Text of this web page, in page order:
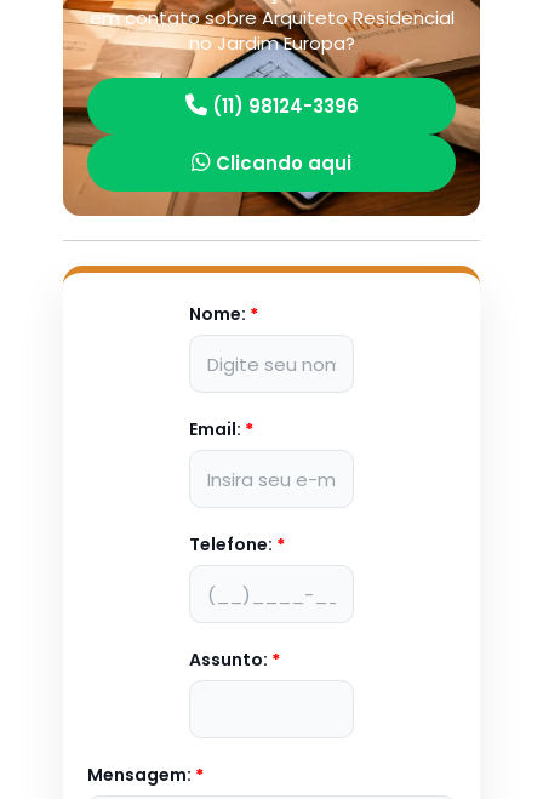
em contato sobre Arquiteto Residencial
no Jardim Europa?
(11) 98124-3396
Clicando aqui
Nome: *
Email: *
Telefone: *
Assunto: *
Mensagem: *